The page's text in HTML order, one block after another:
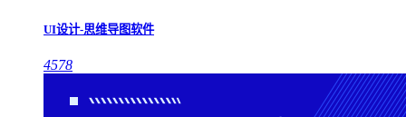
UI设计-思维导图软件
4578